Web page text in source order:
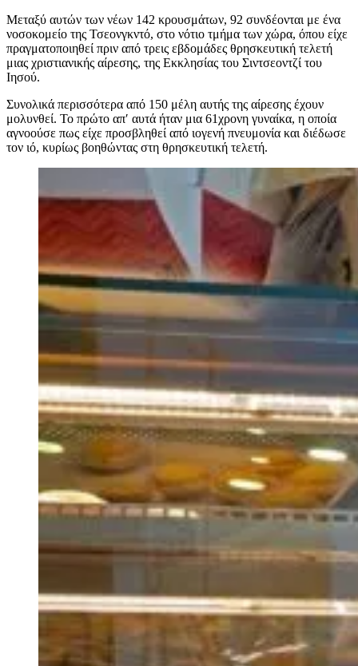
Μεταξύ αυτών των νέων 142 κρουσμάτων, 92 συνδέονται με ένα
νοσοκομείο της Τσεονγκντό, στο νότιο τμήμα των χώρα, όπου είχε
πραγματοποιηθεί πριν από τρεις εβδομάδες θρησκευτική τελετή
μιας χριστιανικής αίρεσης, της Εκκλησίας του Σιντσεοντζί του
Ιησού.
Συνολικά περισσότερα από 150 μέλη αυτής της αίρεσης έχουν
μολυνθεί. Το πρώτο απ′ αυτά ήταν μια 61χρονη γυναίκα, η οποία
αγνοούσε πως είχε προσβληθεί από ιογενή πνευμονία και διέδωσε
τον ιό, κυρίως βοηθώντας στη θρησκευτική τελετή.